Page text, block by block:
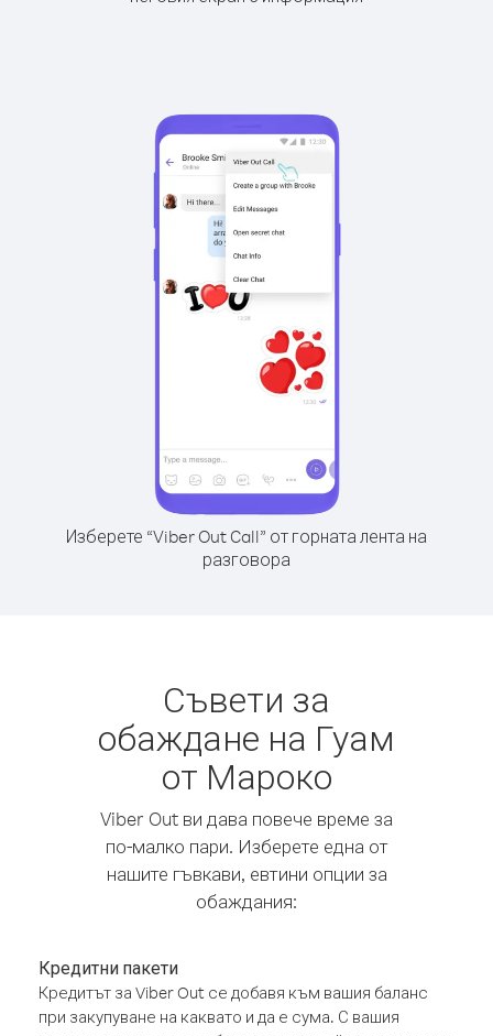
Изберете “Viber Out Call” от горната лента на
разговора
Съвети за
обаждане на Гуам
от Мароко
Viber Out ви дава повече време за
по-малко пари. Изберете една от
нашите гъвкави, евтини опции за
обаждания:
Кредитни пакети
Кредитът за Viber Out се добавя към вашия баланс
при закупуване на каквато и да е сума. С вашия